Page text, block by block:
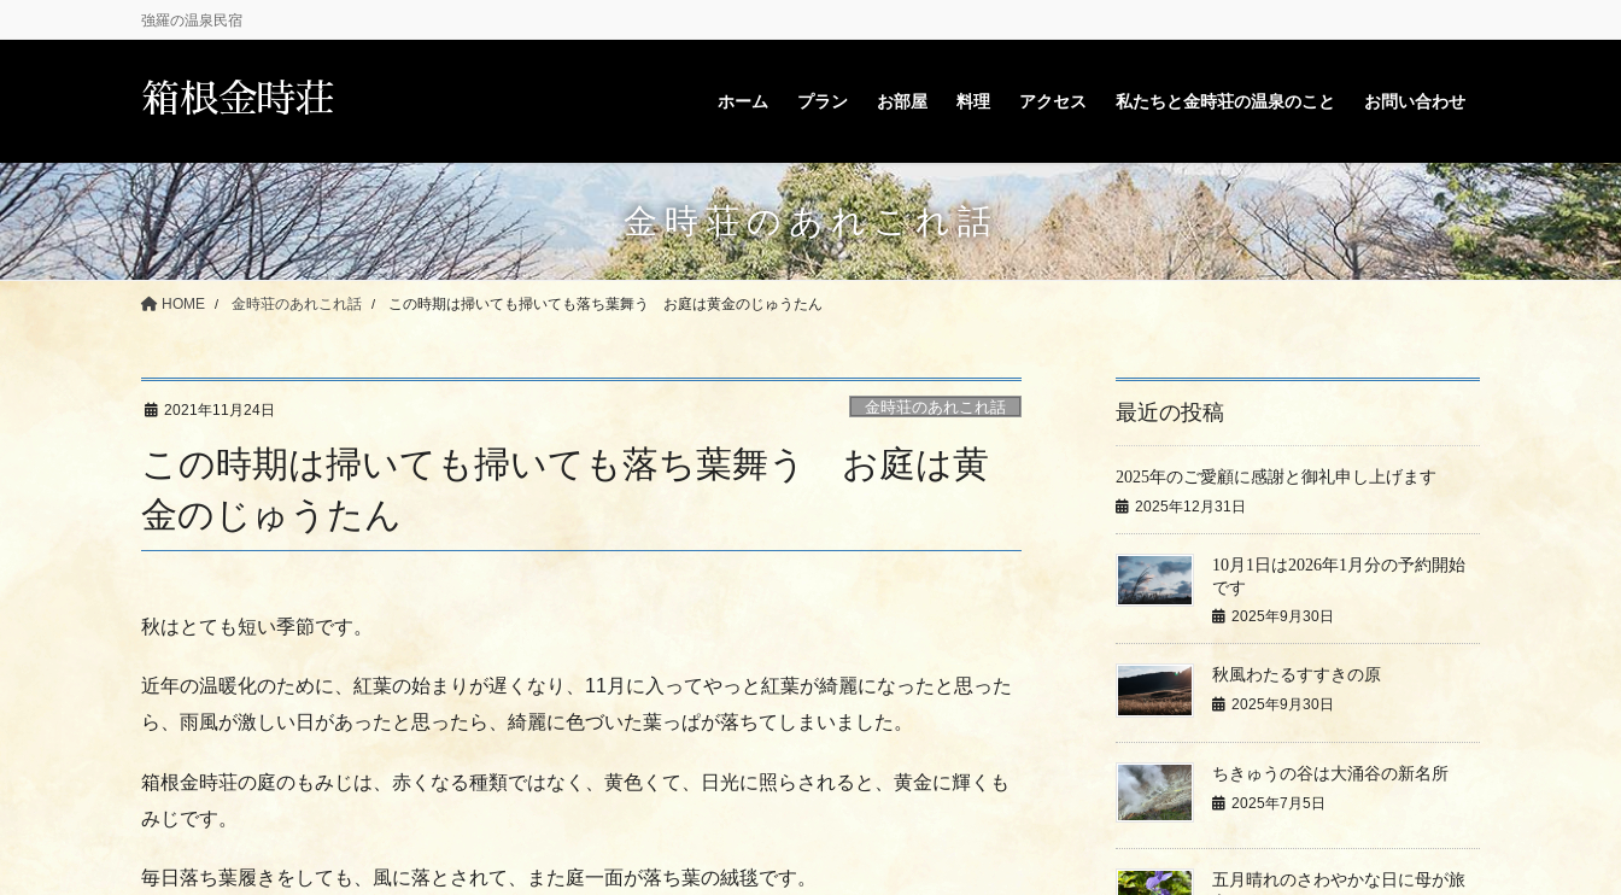
ン
移
動
ビ
ン
に
移
動
強羅の温泉民宿
箱根金時荘 ホーム プラン お部屋 料理 アクセス 私たちと金時荘の温泉のこと お問い合わせ
金時荘のあれこれ話
HOME 金時荘のあれこれ話 この時期は掃いても掃いても落ち葉舞う お庭は黄金のじゅうたん
2021年11月24日 金時荘のあれこれ話
この時期は掃いても掃いても落ち葉舞う お庭は黄
金のじゅうたん
秋はとても短い季節です。
近年の温暖化のために、紅葉の始まりが遅くなり、11月に入ってやっと紅葉が綺麗になったと思った
ら、雨風が激しい日があったと思ったら、綺麗に色づいた葉っぱが落ちてしまいました。
箱根金時荘の庭のもみじは、赤くなる種類ではなく、黄色くて、日光に照らされると、黄金に輝くも
みじです。
毎日落ち葉履きをしても、風に落とされて、また庭一面が落ち葉の絨毯です。
最近の投稿
2025年のご愛顧に感謝と御礼申し上げます
2025年12月31日
10月1日は2026年1月分の予約開始
です
2025年9月30日
秋風わたるすすきの原
2025年9月30日
ちきゅうの谷は大涌谷の新名所
2025年7月5日
五月晴れのさわやかな日に母が旅